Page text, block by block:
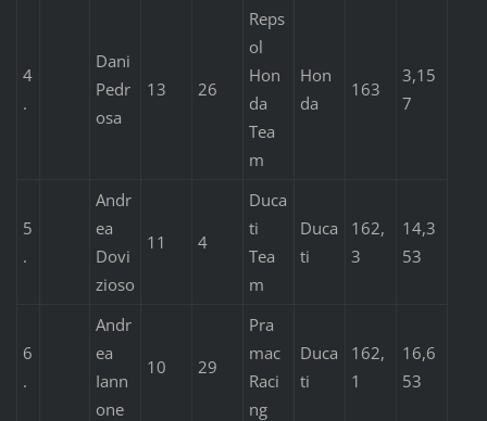
4
.
Dani
Pedr
osa
13 26
Reps
ol
Hon
da
Tea
m
Hon
da
163
3,15
7
5
.
Andr
ea
Dovi
zioso
11 4
Duca
ti
Tea
m
Duca
ti
162,
3
14,3
53
6
.
Andr
ea
Iann
one
10 29
Pra
mac
Raci
ng
Duca
ti
162,
1
16,6
53